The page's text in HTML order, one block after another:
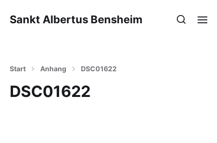
Sankt Albertus Bensheim
Start Anhang DSC01622
DSC01622